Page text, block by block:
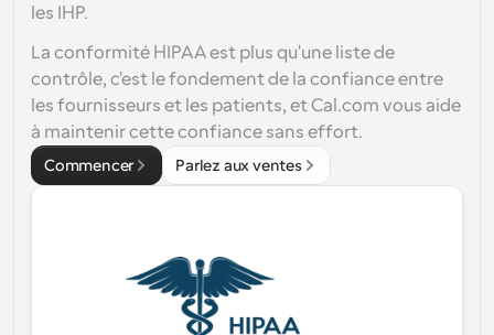
les IHP.
La conformité HIPAA est plus qu'une liste de
contrôle, c'est le fondement de la confiance entre
les fournisseurs et les patients, et Cal.com vous aide
à maintenir cette confiance sans effort.
Commencer Parlez aux ventes